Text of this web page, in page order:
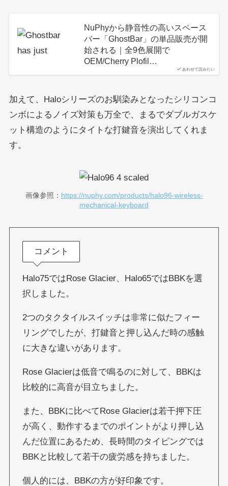
あわせて読みたい
NuPhyから静音性の高いスペース
バー「GhostBar」の単品販売が開
始される｜全9色展開で
OEM/Cherry Plofil…
加えて、Haloシリーズのお馴染みとなったシリコンコ
ンボによるノイズ対策も万全で、まるでダブルガスケ
ット構造のようにタイトな打鍵音を演出してくれま
す。
画像参照： https://nuphy.com/products/halo96-wireless-
mechanical-keyboard
コメント
Halo75ではRose Glacier、Halo65ではBBKを選
択しました。
2つのタクタイルスイッチは非常に似たフィー
リングでしたが、打鍵音と押し込んだ時の感触
に大きな違いがあります。
Rose Glacierは低音で鳴るのに対して、BBKは
比較的に高音が目立ちました。
また、BBKに比べてRose Glacierは若干押下圧
が高く、動作するまでのポイントがより押し込
んだ位置にあるため、長時間のタイピングでは
BBKと比較して若干の疲労感を持ちました。
個人的には、BBKの方が好印象です。